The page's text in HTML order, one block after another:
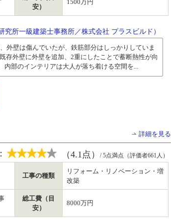
安）
1500万円
所一級建築士事務所／株式会社 プラスビルド）
外壁は傷んでいたが、鉄筋部分はしっかりしていま
存外壁に外壁を追加、2重にしたことで蓄断熱性が向
内部のインテリアは大人が落ち着ける空間を...
詳細を見る
（4.1点） / 5点満点（評価者661人）
工事の種類
リフォーム・リノベーション・増
改築
総工費（目
安）
8000万円